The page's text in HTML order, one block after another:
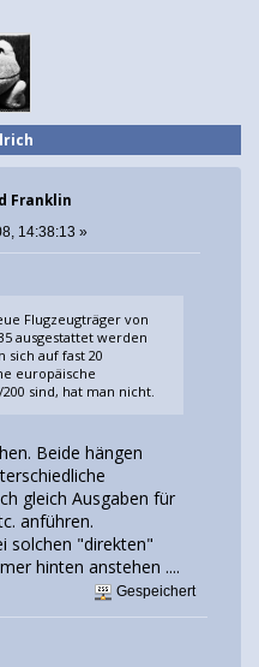
Franklin
14:38:13 »
Flugzeugträger von
ausgestattet werden
sich auf fast 20
europäische
sind, hat man nicht.
Beide hängen
gleich Ausgaben für
anführen.
solchen "direkten"
hinten anstehen ....
Gespeichert